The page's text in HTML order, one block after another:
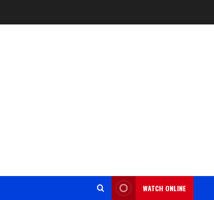
WATCH ONLINE